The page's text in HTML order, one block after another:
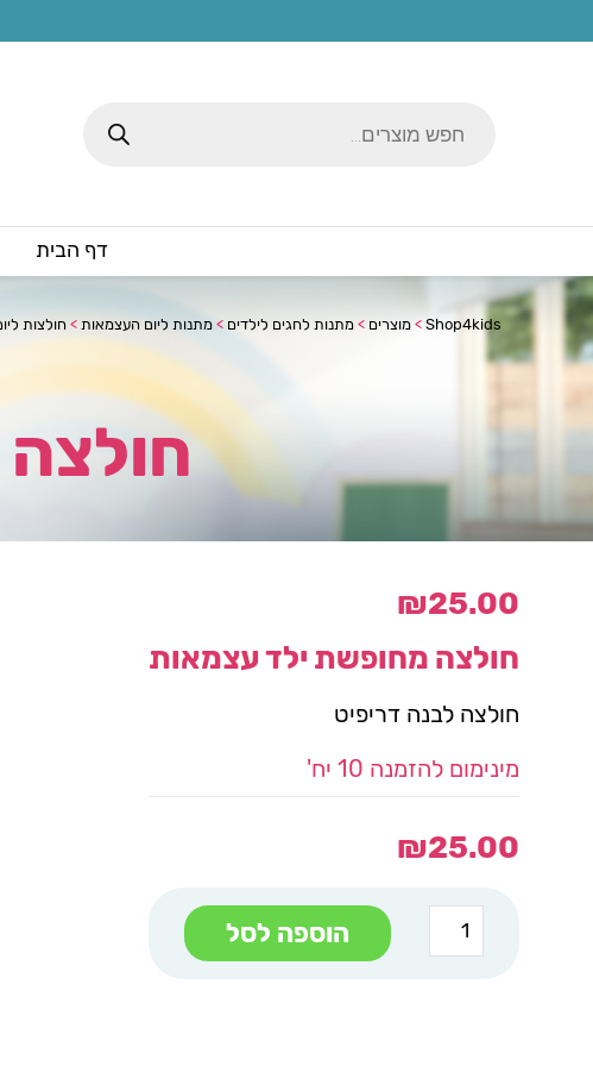
search
דף הבית
Shop4kids
> מוצרים > מתנות לחגים לילדים > מתנות ליום העצמאות > חולצות
₪25.00
חולצה מחופשת ילד עצמאות
חולצה לבנה דריפיט
מינימום להזמנה 10 יח'
₪25.00
כמות
של
חולצה
הוספה לסל